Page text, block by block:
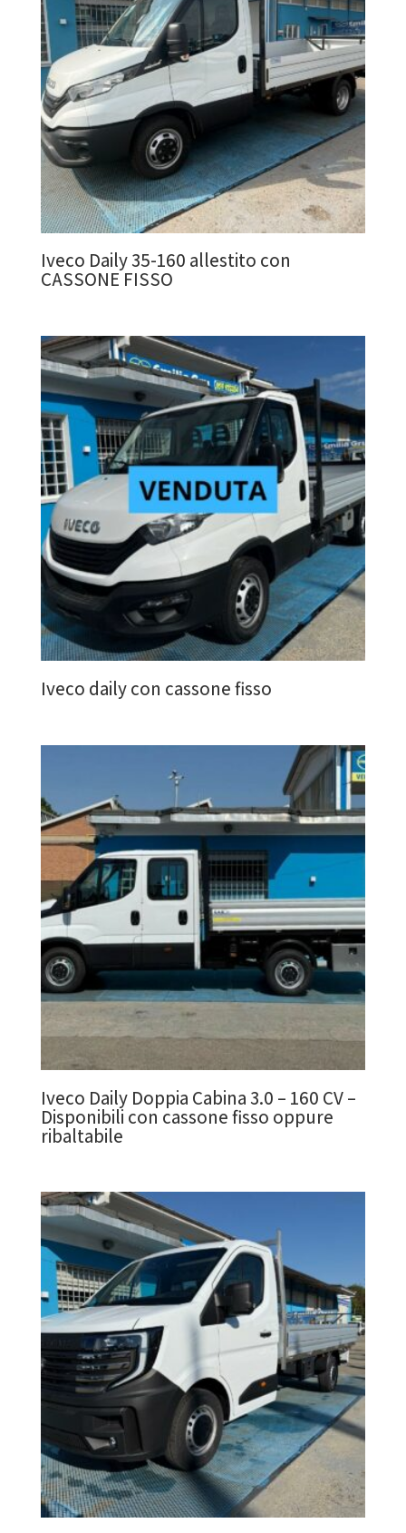
Iveco Daily 35-160 allestito con
CASSONE FISSO
Iveco daily con cassone fisso
Iveco Daily Doppia Cabina 3.0 – 160 CV –
Disponibili con cassone fisso oppure
ribaltabile